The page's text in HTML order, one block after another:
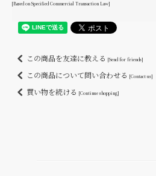
[Based on Specified Commercial Transaction Law]
この商品を友達に教える [Send for friends]
この商品について問い合わせる [Contact us]
買い物を続ける [Continue shopping]